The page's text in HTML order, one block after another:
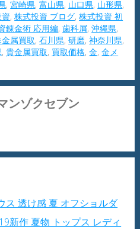
,宮崎県,富山県, 山口県, 山形県,
,株式投資 ブログ,株式投資 初
錬金術 応用編,歯科屑,沖縄県,
属買取,石川県,研磨,神奈川県,
,貴金属買取, 買取価格,金,金メ
ンゾクセブン
ス 透け感 夏 オフショルダ
新作 夏物 トップス レディ